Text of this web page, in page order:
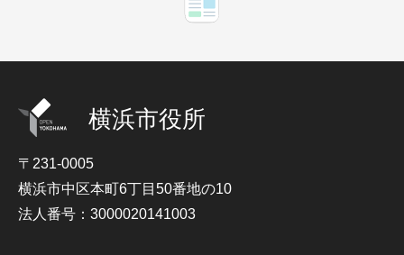
横浜市役所
〒231-0005
横浜市中区本町6丁目50番地の10
法人番号：3000020141003